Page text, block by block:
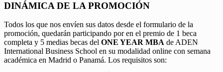
DINÁMICA DE LA PROMOCIÓN
Todos los que nos envíen sus datos desde el formulario de la
promoción, quedarán participando por en el premio de 1 beca
completa y 5 medias becas del ONE YEAR MBA de ADEN
International Business School en su modalidad online con semana
académica en Madrid o Panamá. Los requisitos son: